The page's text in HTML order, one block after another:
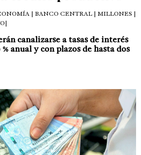
| BANCO CENTRAL | MILLONES |
canalizarse a tasas de interés
anual y con plazos de hasta dos